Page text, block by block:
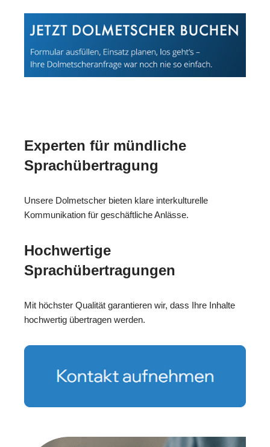
Experten für mündliche
Sprachübertragung
Unsere Dolmetscher bieten klare interkulturelle
Kommunikation für geschäftliche Anlässe.
Hochwertige
Sprachübertragungen
Mit höchster Qualität garantieren wir, dass Ihre Inhalte
hochwertig übertragen werden.